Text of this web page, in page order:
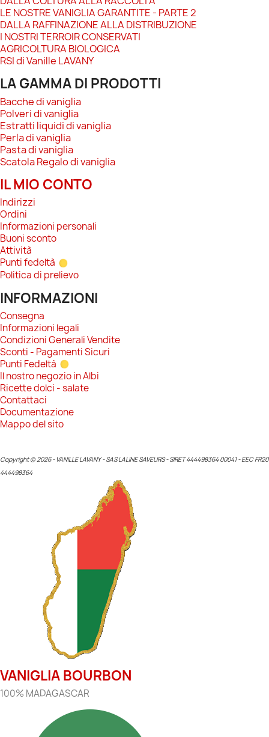
LE NOSTRE VANIGLIA GARANTITE - PARTE 2
DALLA RAFFINAZIONE ALLA DISTRIBUZIONE
I NOSTRI TERROIR CONSERVATI
AGRICOLTURA BIOLOGICA
RSI di Vanille LAVANY
LA GAMMA DI PRODOTTI
Bacche di vaniglia
Polveri di vaniglia
Estratti liquidi di vaniglia
Perla di vaniglia
Pasta di vaniglia
Scatola Regalo di vaniglia
IL MIO CONTO
Indirizzi
Ordini
Informazioni personali
Buoni sconto
Attività
Punti fedeltà
Politica di prelievo
INFORMAZIONI
Consegna
Informazioni legali
Condizioni Generali Vendite
Sconti - Pagamenti Sicuri
Punti Fedeltà
Il nostro negozio in Albi
Ricette dolci - salate
Contattaci
Documentazione
Mappo del sito
Copyright © 2026 - VANILLE LAVANY - SAS LALINE SAVEURS - SIRET 444498364 00041 - EEC FR20
444498364
VANIGLIA BOURBON
100% MADAGASCAR